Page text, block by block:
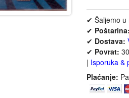
✔ Šaljemo u
✔ Poštarina:
✔ Dostava:
✔ Povrat:
| Isporuka &
Plaćanje: